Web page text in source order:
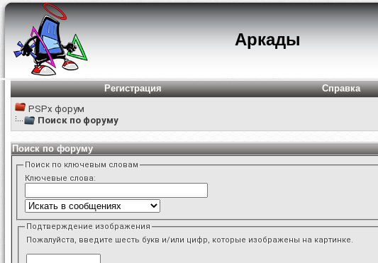
Аркады
Регистрация Справка
PSPx форум
Поиск по форуму
Поиск по форуму
Поиск по ключевым словам
Ключевые слова:
Подтверждение изображения
Пожалуйста, введите шесть букв и/или цифр, которые изображены на картинке.